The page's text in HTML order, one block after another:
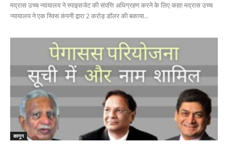
मद्रास उच्च न्यायालय ने स्पाइसजेट की संपत्ति अधिग्रहण करने के लिए कहा! मद्रास उच्च
न्यायालय ने एक स्विस कंपनी द्वारा 2 करोड़ डॉलर की बकाया...
कानून